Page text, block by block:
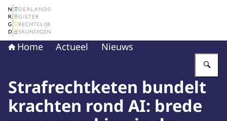
Naar de homepage van Nederlands Register
Home Actueel Nieuws
Strafrechtketen bundelt
krachten rond AI: brede